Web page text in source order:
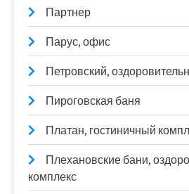
Партнер
Парус, офис
Петровский,
Пироговская баня
Платан, гостиничный
Плехановские бани,
комплекс